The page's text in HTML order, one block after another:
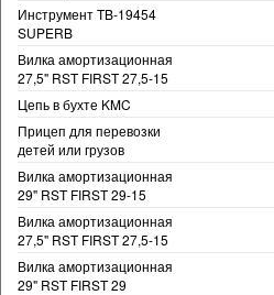
Инструмент TB-19454
SUPERB
Вилка амортизационная
27,5" RST FIRST 27,5-15
Цепь в бухте KMC
Прицеп для перевозки
детей или грузов
Вилка амортизационная
29" RST FIRST 29-15
Вилка амортизационная
27,5" RST FIRST 27,5-15
Вилка амортизационная
29" RST FIRST 29